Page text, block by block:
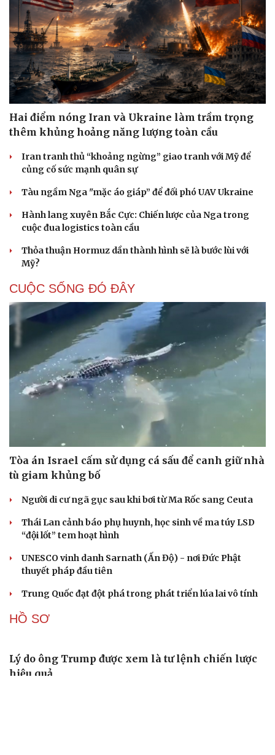
Cải chính
Tổng Bí thư, Chủ tịch nước Tô Lâm tiếp Tư lệnh
Bộ Chỉ huy Thái Bình Dương Mỹ
Thường trực Ban Bí thư Trần Cẩm Tú tiếp Đại sứ
Singapore tại Việt Nam
Nghị quyết về chủ động ứng phó với biến đổi khí hậu
trong thời kỳ mới
Từ 17/9/2026, bổ sung 3 nhóm đối tượng áp dụng quy
định về tố cáo trong Quân đội
Thủ tướng yêu cầu thực hiện các nhiệm vụ trọng tâm
năm học mới 2026 - 2027
QUAN SÁT
Hai điểm nóng Iran và Ukraine làm trầm trọng
thêm khủng hoảng năng lượng toàn cầu
Iran tranh thủ “khoảng ngừng” giao tranh với Mỹ để
củng cố sức mạnh quân sự
Tàu ngầm Nga "mặc áo giáp” để đối phó UAV Ukraine
Hành lang xuyên Bắc Cực: Chiến lược của Nga trong
Mỹ?
CUỘC SỐNG ĐÓ ĐÂY